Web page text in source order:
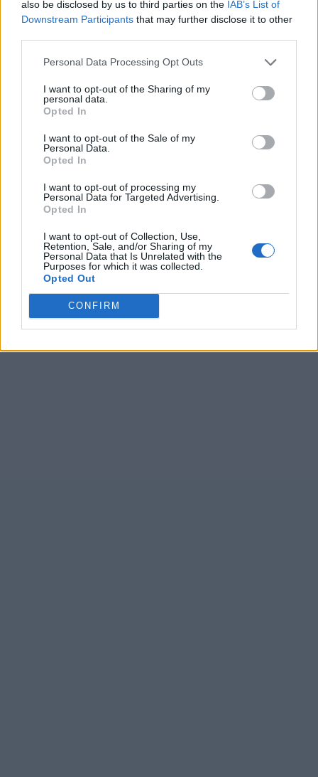
also be disclosed by us to third parties on the IAB’s List of
Downstream Participants that may further disclose it to other
Personal Data Processing Opt Outs
I want to opt-out of the Sharing of my
personal data.
Opted In
I want to opt-out of the Sale of my
Personal Data.
Opted In
I want to opt-out of processing my
Personal Data for Targeted Advertising.
Opted In
I want to opt-out of Collection, Use,
Retention, Sale, and/or Sharing of my
Personal Data that Is Unrelated with the
Purposes for which it was collected.
Opted Out
CONFIRM